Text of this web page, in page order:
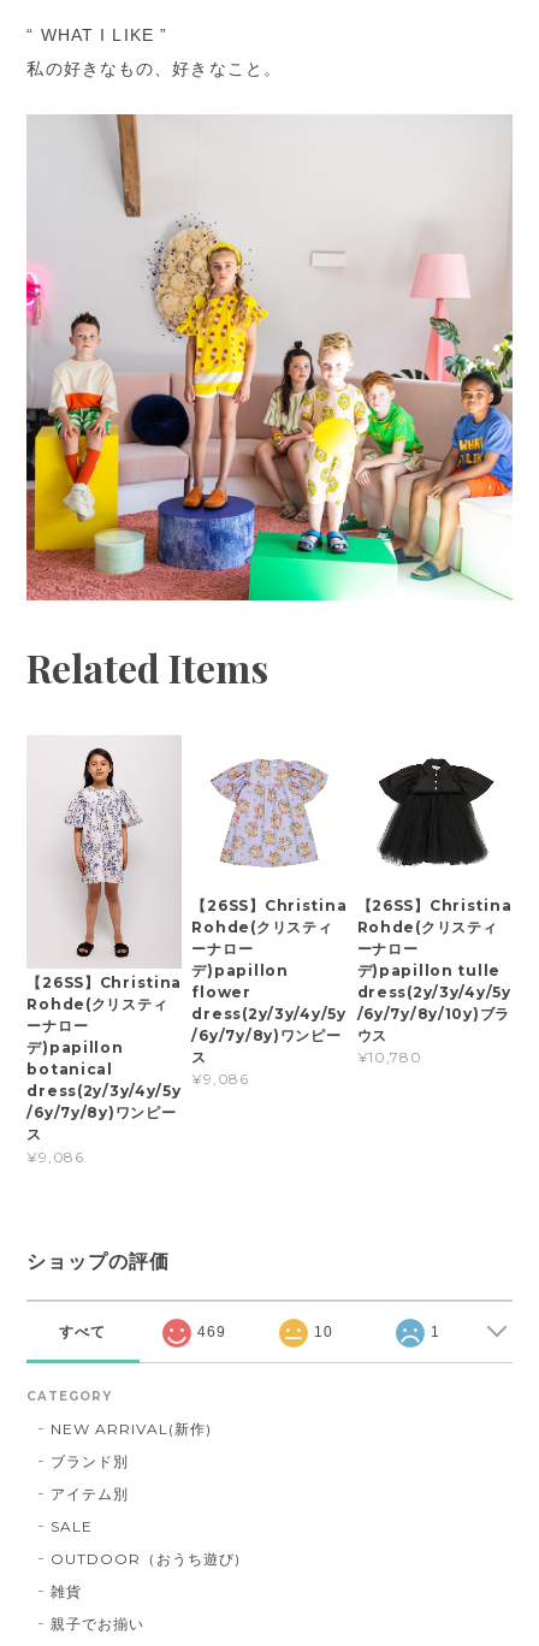
“ WHAT I LIKE ”
私の好きなもの、好きなこと。
Related Items
【26SS】Christina
Rohde(クリスティ
ーナロー
デ)papillon
botanical
dress(2y/3y/4y/5y
/6y/7y/8y)ワンピー
ス
¥9,086
【26SS】Christina
Rohde(クリスティ
ーナロー
デ)papillon
flower
dress(2y/3y/4y/5y
/6y/7y/8y)ワンピー
ス
¥9,086
【26SS】Christina
Rohde(クリスティ
ーナロー
デ)papillon tulle
dress(2y/3y/4y/5y
/6y/7y/8y/10y)ブラ
ウス
¥10,780
ショップの評価
すべて 469 10 1
CATEGORY
NEW ARRIVAL(新作)
ブランド別
アイテム別
SALE
OUTDOOR（おうち遊び)
雑貨
親子でお揃い